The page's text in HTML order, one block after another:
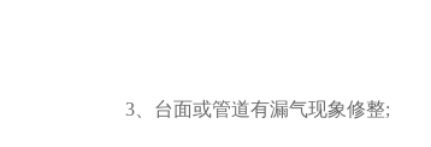
3、台面或管道有漏气现象修整;